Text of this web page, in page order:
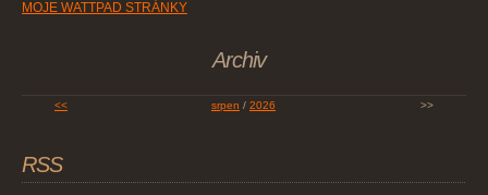
MOJE WATTPAD STRÁNKY
Archiv
<< srpen / 2026 >>
RSS